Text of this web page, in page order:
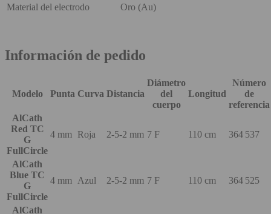
Material del electrodo
Oro (Au)
Información de pedido
Modelo Punta Curva Distancia
Diámetro
del
cuerpo
Longitud
Número
de
referencia
AlCath
Red TC
G
FullCircle
4 mm Roja 2-5-2 mm 7 F 110 cm 364 537
AlCath
Blue TC
G
FullCircle
4 mm Azul 2-5-2 mm 7 F 110 cm 364 525
AlCath